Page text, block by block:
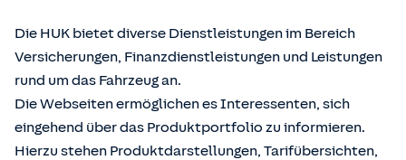
Die HUK bietet diverse Dienstleistungen im Bereich
Versicherungen, Finanzdienstleistungen und Leistungen
rund um das Fahrzeug an.
Die Webseiten ermöglichen es Interessenten, sich
eingehend über das Produktportfolio zu informieren.
Hierzu stehen Produktdarstellungen, Tarifübersichten,